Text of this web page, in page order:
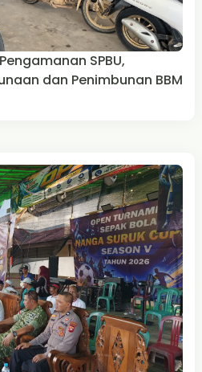
SPBU,
dan Penimbunan BBM